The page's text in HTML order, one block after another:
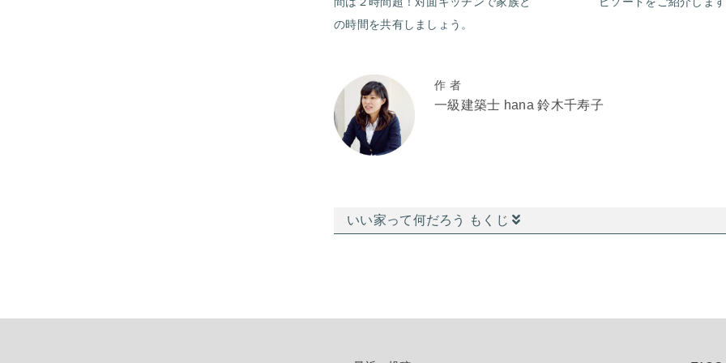
の時間を共有しましょう。
作 者
一級建築士 hana 鈴木千寿子
いい家って何だろう もくじ